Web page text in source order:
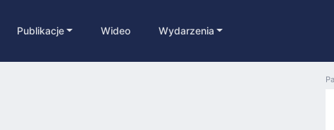
Publikacje Wideo Wydarzenia